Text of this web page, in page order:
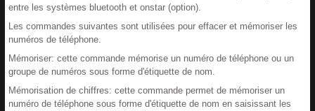
entre les systèmes bluetooth et onstar (option).
Les commandes suivantes sont utilisées pour effacer et mémoriser les
numéros de téléphone.
Mémoriser: cette commande mémorise un numéro de téléphone ou un
groupe de numéros sous forme d'étiquette de nom.
Mémorisation de chiffres: cette commande permet de mémoriser un
numéro de téléphone sous forme d'étiquette de nom en saisissant les